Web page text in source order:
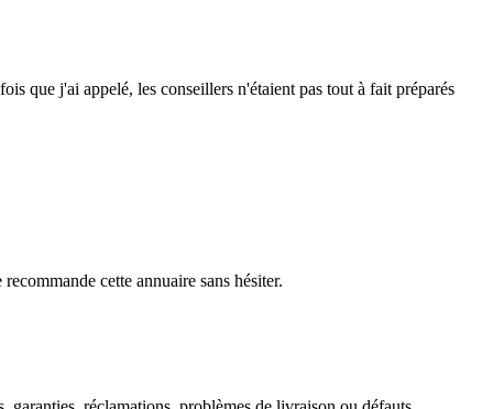
que j'ai appelé, les conseillers n'étaient pas tout à fait préparés
cette annuaire sans hésiter.